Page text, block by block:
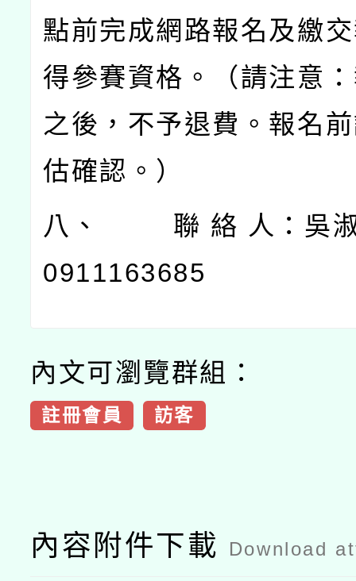
點前完成網路報名及繳
得參賽資格。（請注意
之後，不予退費。報名
估確認。）
八、
聯 絡 人：吳
0911163685
內文可瀏覽群組：
註冊會員 訪客
內容附件下載 Download